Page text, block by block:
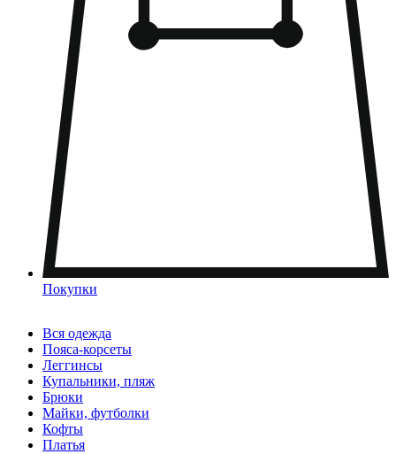
Покупки
Вся одежда
Пояса-корсеты
Леггинсы
Купальники, пляж
Брюки
Майки, футболки
Кофты
Платья